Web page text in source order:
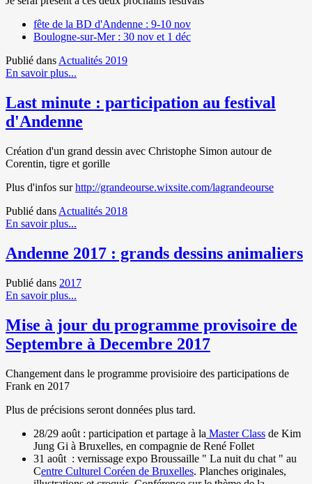
fête de la BD d'Andenne : 9-10 nov
Boulogne-sur-Mer : 30 nov et 1 déc
Publié dans Actualités 2019
En savoir plus...
Last minute : participation au festival
d'Andenne
Création d'un grand dessin avec Christophe Simon autour de
Corentin, tigre et gorille
Plus d'infos surhttp://grandeourse.wixsite.com/lagrandeourse
Publié dans Actualités 2018
En savoir plus...
Andenne 2017 : grands dessins animaliers
Publié dans 2017
En savoir plus...
Mise à jour du programme provisoire de
Septembre à Decembre 2017
Changement dans le programme provisioire des participations de
Frank en 2017
Plus de précisions seront données plus tard.
28/29 août : participation et partage à la Master Class de Kim
Jung Gi à Bruxelles, en compagnie de René Follet
31 août : vernissage expo Broussaille " La nuit du chat " au
Centre Culturel Coréen de Bruxelles. Planches originales,